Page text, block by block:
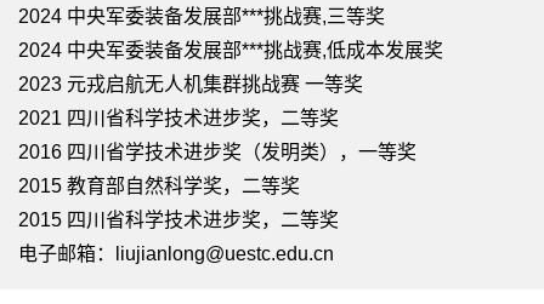
2024 中央军委装备发展部***挑战赛,三等奖
2024 中央军委装备发展部***挑战赛,低成本发展奖
2023 元戎启航无人机集群挑战赛 一等奖
2021 四川省科学技术进步奖，二等奖
2016 四川省学技术进步奖（发明类），一等奖
2015 教育部自然科学奖，二等奖
2015 四川省科学技术进步奖，二等奖
电子邮箱：
liujianlong@uestc.edu.cn